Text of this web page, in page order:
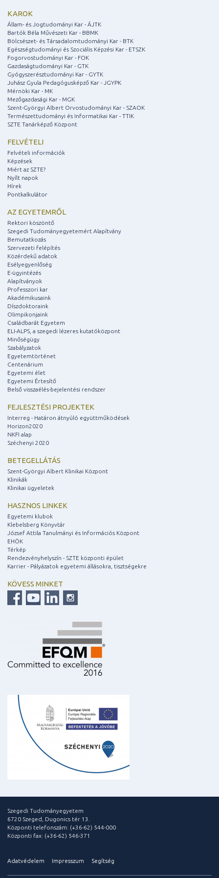
KAROK
Állam- és Jogtudományi Kar - ÁJTK
Bartók Béla Művészeti Kar - BBMK
Bölcsészet- és Társadalomtudományi Kar - BTK
Egészségtudományi és Szociális Képzési Kar - ETSZK
Fogorvostudományi Kar - FOK
Gazdaságtudományi Kar - GTK
Gyógyszerésztudományi Kar - GYTK
Juhász Gyula Pedagógusképző Kar - JGYPK
Mérnöki Kar - MK
Mezőgazdasági Kar - MGK
Szent-Györgyi Albert Orvostudományi Kar - SZAOK
Természettudományi és Informatikai Kar - TTIK
SZTE Tanárképző Központ
FELVÉTELI
Felvételi információk
Képzések
Miért az SZTE?
Nyílt napok
Hírek
Pontkalkulátor
AZ EGYETEMRŐL
Rektori köszöntő
Szegedi Tudományegyetemért Alapítvány
Bemutatkozás
Szervezeti felépítés
Közérdekű adatok
Esélyegyenlőség
E-ügyintézés
Alapítványok
Professzori kar
Akadémikusaink
Díszdoktoraink
Olimpikonjaink
Családbarát Egyetem
ELI-ALPS, a szegedi lézeres kutatóközpont
Minőségügy
Szabályzatok
Egyetemtörténet
Centenárium
Egyetemi élet
Egyetemi Értesítő
Belső visszaélés-bejelentési rendszer
FEJLESZTÉSI PROJEKTEK
Interreg - Határon átnyúló együttműködések
Horizon2020
NKFI alap
Széchenyi 2020
BETEGELLÁTÁS
Szent-Györgyi Albert Klinikai Központ
Klinikák
Klinikai ügyeletek
HASZNOS LINKEK
Egyetemi klubok
Klebelsberg Könyvtár
József Attila Tanulmányi és Információs Központ
EHÖK
Térkép
Rendezvényhelyszín - SZTE központi épület
Karrier - Pályázatok egyetemi állásokra, tisztségekre
KÖVESS MINKET
Szegedi Tudományegyetem
6720 Szeged, Dugonics tér 13.
Központi telefonszám: (+36-62) 544-000
Központi fax: (+36-62) 546-371
Adatvédelem Impresszum Segítség